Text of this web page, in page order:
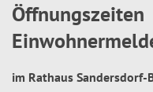
Öffnungszeiten
im Rathaus Sandersdorf-